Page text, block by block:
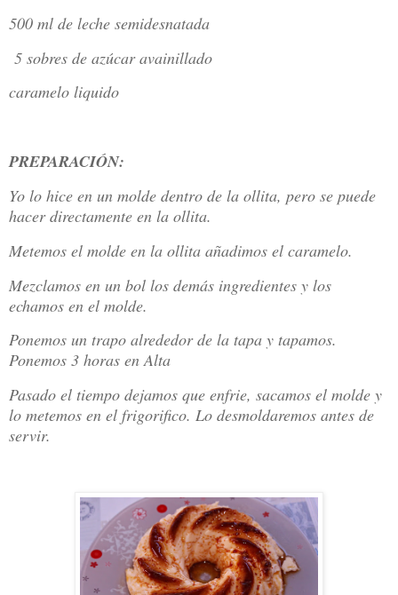
500 ml de leche semidesnatada
5 sobres de azúcar avainillado
caramelo liquido
PREPARACIÓN:
Yo lo hice en un molde dentro de la ollita, pero se puede
hacer directamente en la ollita.
Metemos el molde en la ollita añadimos el caramelo.
Mezclamos en un bol los demás ingredientes y los
echamos en el molde.
Ponemos un trapo alrededor de la tapa y tapamos.
Ponemos 3 horas en Alta
Pasado el tiempo dejamos que enfrie, sacamos el molde y
lo metemos en el frigorifico. Lo desmoldaremos antes de
servir.